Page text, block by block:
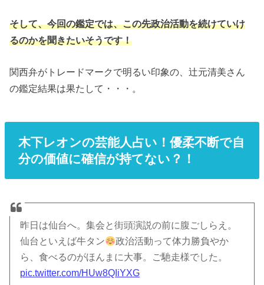
そして、今回の鑑定では、この先政治活動を続けていけ
るのかを聞きたいそうです！
関西弁がトレードマークで明るい印象の、辻元清美さん
の鑑定結果は果たして・・・。
木下レオンの芸能人占い！優柔不断で自
分の価値に確信が持てない？！
昨日は仙台へ。集会と街頭演説の前に腹ごしらえ。
仙台といえば牛タン
政治活動って体力勝負やか
ら、食べるのがほんまに大事。ご馳走様でした。
pic.twitter.com/HUw8QIiYXG